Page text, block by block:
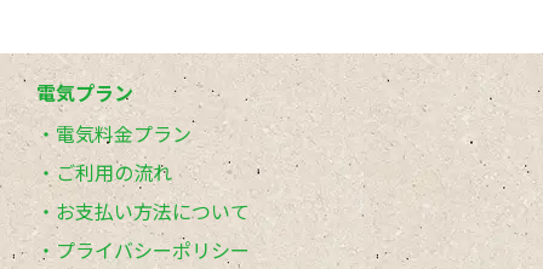
電気プラン
電気料金プラン
ご利用の流れ
お支払い方法について
プライバシーポリシー